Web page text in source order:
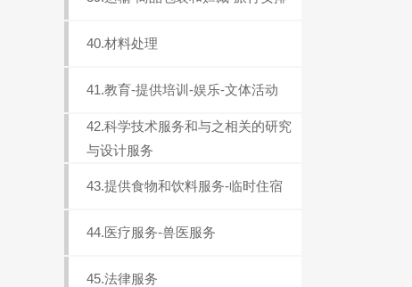
40.材料处理
41.教育-提供培训-娱乐-文体活动
42.科学技术服务和与之相关的研究
与设计服务
43.提供食物和饮料服务-临时住宿
44.医疗服务-兽医服务
45.法律服务